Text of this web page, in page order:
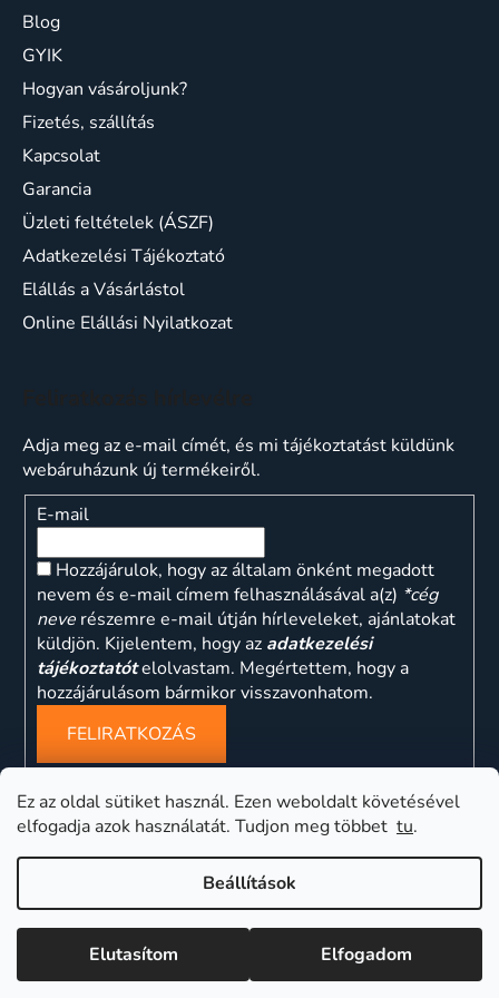
Ez az oldal sütiket használ. Ezen weboldalt követésével
elfogadja azok használatát. Tudjon meg többet tu.
Beállítások
Elutasítom Elfogadom
Blog
GYIK
Hogyan vásároljunk?
Fizetés, szállítás
Kapcsolat
Garancia
Üzleti feltételek (ÁSZF)
Adatkezelési Tájékoztató
Elállás a Vásárlástol
Online Elállási Nyilatkozat
Adja meg az e-mail címét, és mi tájékoztatást küldünk
webáruházunk új termékeiről.
E-mail
Hozzájárulok, hogy az általam önként megadott
nevem és e-mail címem felhasználásával a(z) *cég
neve részemre e-mail útján hírleveleket, ajánlatokat
küldjön. Kijelentem, hogy az adatkezelési
tájékoztatótelolvastam. Megértettem, hogy a
hozzájárulásom bármikor visszavonhatom.
FELIRATKOZÁS
ns
Shoptet készítette
Copyright 2026eliquidtrafik. Minden jog fenntartva.